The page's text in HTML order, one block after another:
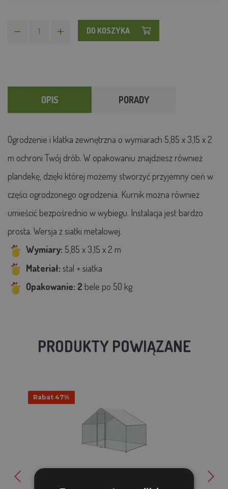
DO KOSZYKA
OPIS PORADY
Ogrodzenie i klatka zewnętrzna o wymiarach 5,85 x 3,15 x 2
m ochroni Twój drób. W opakowaniu znajdziesz również
plandekę, dzięki której możemy stworzyć przyjemny cień w
części ogrodzonego ogrodzenia. Kurnik można również
umieścić bezpośrednio w wybiegu. Instalacja jest bardzo
prosta. Wersja z siatki metalowej.
Wymiary: 5,85 x 3,15 x 2 m
Materiał: stal + siatka
Opakowanie: 2 bele po 50 kg
PRODUKTY POWIĄZANE
Rabat 47%